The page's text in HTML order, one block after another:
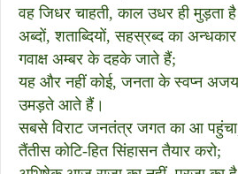
वह जिधर चाहती, काल उधर ही मुड़ता
अब्दों, शताब्दियों, सहस्रब्द का अन्धकार
गवाक्ष अम्बर के दहके जाते हैं;
यह और नहीं कोई, जनता के स्वप्न अजय
उमड़ते आते हैं।
सबसे विराट जनतंत्र जगत का आ
तैंतीस कोटि-हित सिंहासन तैयार करो;